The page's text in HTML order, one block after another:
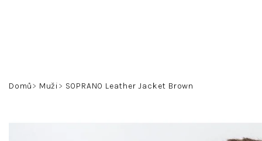
Domů Muži SOPRANO Leather Jacket Brown